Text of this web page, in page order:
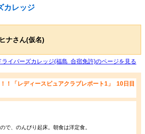
カレッジ
ナさん(仮名)
ライバーズカレッジ(福島 合宿免許)のページを見る
！「レディースピュアクラブレポート1」 10日目
で、のんびり起床。朝食は洋定食。